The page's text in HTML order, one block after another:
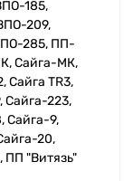
185,
209,
285, ПП-
Сайга-МК,
Сайга TR3,
Сайга-223,
Сайга-9,
20,
ПП "Витязь"